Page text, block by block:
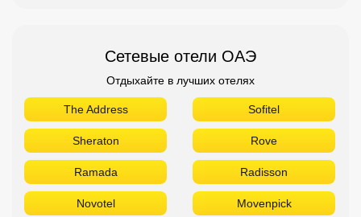
Сетевые отели ОАЭ
Отдыхайте в лучших отелях
The Address Sofitel
Sheraton Rove
Ramada Radisson
Novotel Movenpick